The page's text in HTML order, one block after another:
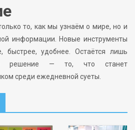
то, как мы узнаём о мире, но и
информации. Новые инструменты
быстрее, удобнее. Остаётся лишь
решение — то, что станет
среди ежедневной суеты.